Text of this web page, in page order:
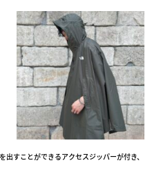
すことができるアクセスジッパーが付き、